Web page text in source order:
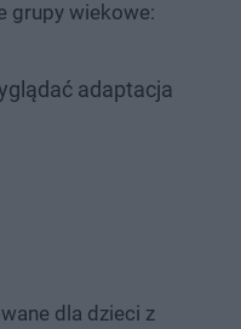
grupy wiekowe:
adaptacja
dla dzieci z